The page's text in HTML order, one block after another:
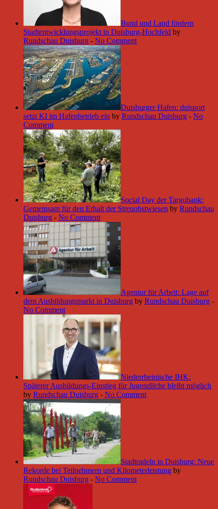
Bund und Land fördern
Stadtentwicklungsprojekt in Duisburg-Hochfeld by
Rundschau Duisburg - No Comment
Duisburger Hafen: duisport
setzt KI im Hafenbetrieb ein by Rundschau Duisburg - No
Comment
Social Day der Targobank:
Gemeinsam für den Erhalt der Streuobstwiesen by Rundschau
Duisburg - No Comment
Agentur für Arbeit: Lage auf
dem Ausbildungsmarkt in Duisburg by Rundschau Duisburg -
No Comment
Niederrheinische IHK:
Späterer Ausbildungs-Einstieg für Jugendliche bleibt möglich
by Rundschau Duisburg - No Comment
Stadtradeln in Duisburg: Neue
Rekorde bei Teilnehmern und Kilometerleistung by
Rundschau Duisburg - No Comment